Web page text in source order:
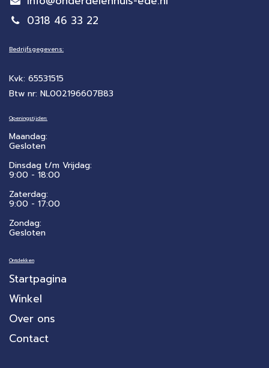
0318 46 33 22
Bedrijfsgegevens:
Kvk: 65531515
Btw nr: NL002196607B83
Openingstijden:
Maandag:
Gesloten
Dinsdag t/m Vrijdag:
9:00 - 18:00
Zaterdag:
​9:00 - 17:00
Zondag:
Gesloten
Ontdekken
Startpagina
Winkel
Over ons
Contact